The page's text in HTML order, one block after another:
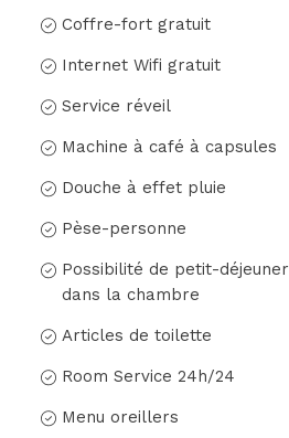
Coffre-fort gratuit
Internet Wifi gratuit
Service réveil
Machine à café à capsules
Douche à effet pluie
Pèse-personne
Possibilité de petit-déjeuner
dans la chambre
Articles de toilette
Room Service 24h/24
Menu oreillers